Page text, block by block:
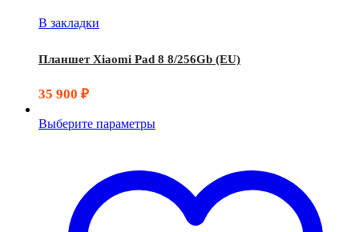
В закладки
Планшет Xiaomi Pad 8 8/256Gb (EU)
35 900 ₽
Выберите параметры